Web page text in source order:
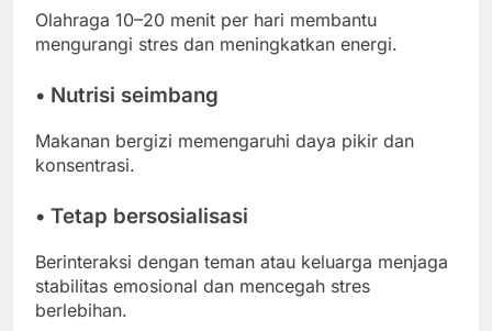
Olahraga 10–20 menit per hari membantu
mengurangi stres dan meningkatkan energi.
• Nutrisi seimbang
Makanan bergizi memengaruhi daya pikir dan
konsentrasi.
• Tetap bersosialisasi
Berinteraksi dengan teman atau keluarga menjaga
stabilitas emosional dan mencegah stres
berlebihan.